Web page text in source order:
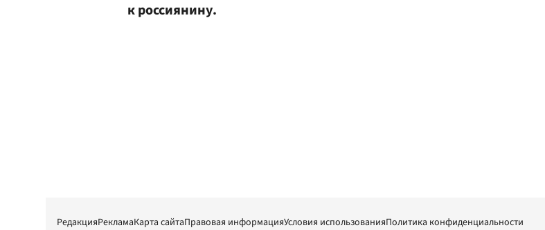
к россиянину.
РедакцияРекламаКарта сайтаПравовая информацияУсловия использованияПолитика конфиденциальности